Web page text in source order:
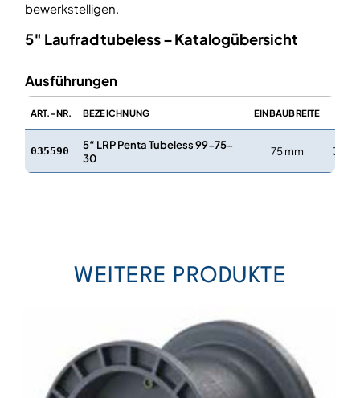
bewerkstelligen.
5″ Laufrad tubeless – Katalogübersicht
Ausführungen
ART.-NR. BEZEICHNUNG EINBAUBREITE
035590
5“ LRP Penta Tubeless 99-75-
30
75 mm 30
WEITERE PRODUKTE